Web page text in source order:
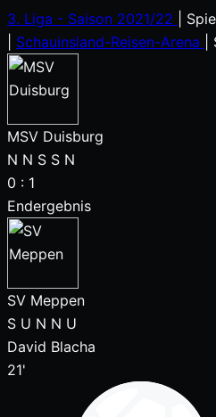
3. Liga - Saison 2021/22
Schauinsland-Reisen-Arena
MSV Duisburg
N N S S N
0 : 1
Endergebnis
SV Meppen
S U N N U
David Blacha
21'